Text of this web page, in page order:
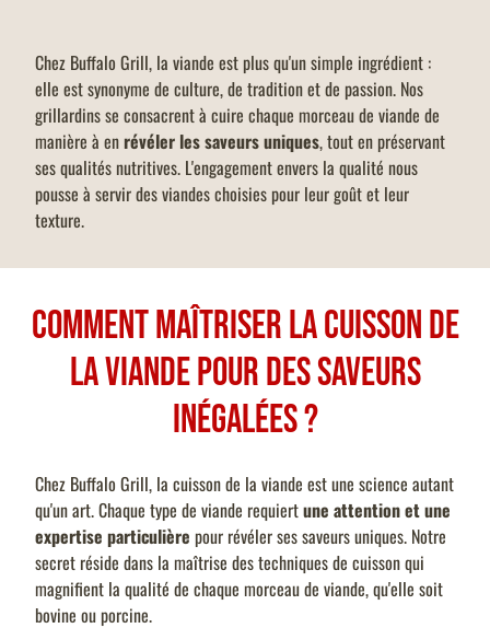
Chez Buffalo Grill, la viande est plus qu'un simple ingrédient :
elle est synonyme de culture, de tradition et de passion. Nos
grillardins se consacrent à cuire chaque morceau de viande de
manière à enrévéler les saveurs uniques, tout en préservant
ses qualités nutritives. L'engagement envers la qualité nous
pousse à servir des viandes choisies pour leur goût et leur
texture.
Comment maîtriser la cuisson de
la viande pour des saveurs
inégalées ?
Chez Buffalo Grill, la cuisson de la viande est une science autant
qu'un art. Chaque type de viande requiertune attention et une
expertise particulière pour révéler ses saveurs uniques. Notre
secret réside dans la maîtrise des techniques de cuisson qui
magnifient la qualité de chaque morceau de viande, qu'elle soit
bovine ou porcine.